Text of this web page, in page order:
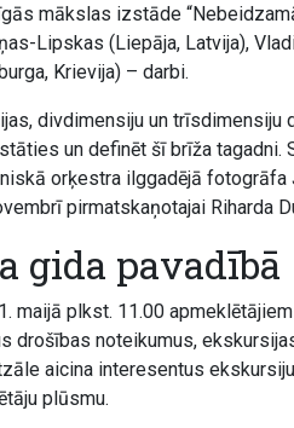
mākslas izstāde
Lipskas (Liepāja, Latvija),
Krievija) – darbi.
divdimensiju un trīsdimensiju
un definēt šī brīža tagadni.
orķestra ilggadējā
pirmatskaņotajai Riharda
gida pavadībā
maijā plkst. 11.00
drošības noteikumus,
aicina interesentus
plūsmu.